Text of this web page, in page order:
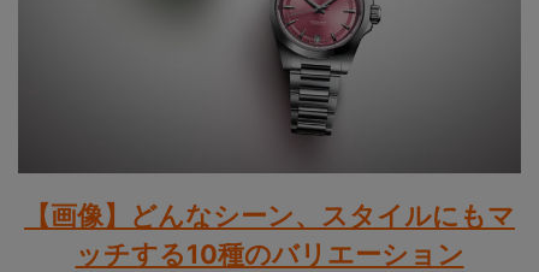
【画像】どんなシーン、スタイルにもマ
ッチする10種のバリエーション